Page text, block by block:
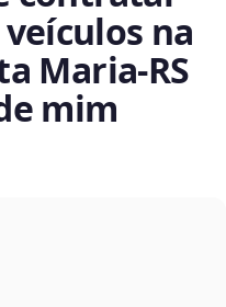
na
Maria‑RS
mim